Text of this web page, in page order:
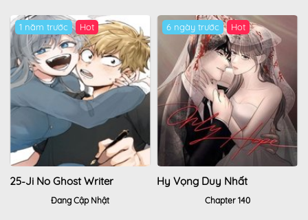
1 năm trước
25-Ji No Ghost Writer
Đang Cập Nhật
6 ngày trước
Hy Vọng Duy Nhất
Chapter 140